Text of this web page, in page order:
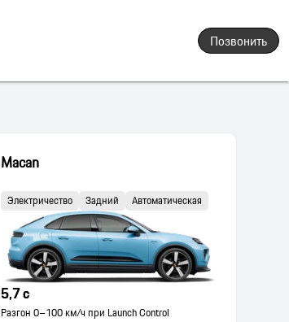
Позвонить
Macan
Электричество Задний Автоматическая
5,7 с
Разгон 0–100 км/ч при Launch Control